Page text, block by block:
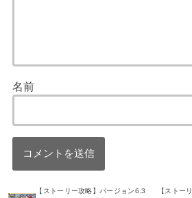
名前
【ストーリー攻略】バージョン6.3
【ストー